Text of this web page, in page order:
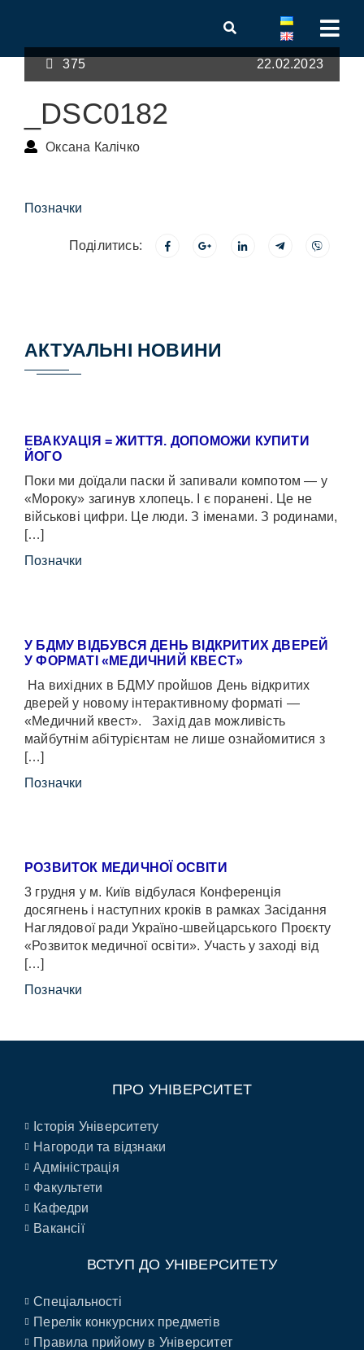
375 22.02.2023
_DSC0182
Оксана Калічко
Позначки
Поділитись:
АКТУАЛЬНІ НОВИНИ
ЕВАКУАЦІЯ = ЖИТТЯ. ДОПОМОЖИ КУПИТИ
ЙОГО
Поки ми доїдали паски й запивали компотом — у
«Мороку» загинув хлопець. І є поранені. Це не
військові цифри. Це люди. З іменами. З родинами,
[…]
Позначки
У БДМУ ВІДБУВСЯ ДЕНЬ ВІДКРИТИХ ДВЕРЕЙ
У ФОРМАТІ «МЕДИЧНИЙ КВЕСТ»
На вихідних в БДМУ пройшов День відкритих
дверей у новому інтерактивному форматі —
«Медичний квест». Захід дав можливість
майбутнім абітурієнтам не лише ознайомитися з
[…]
Позначки
РОЗВИТОК МЕДИЧНОЇ ОСВІТИ
3 грудня у м. Київ відбулася Конференція
досягнень і наступних кроків в рамках Засідання
Наглядової ради Україно-швейцарського Проєкту
«Розвиток медичної освіти». Участь у заході від
[…]
Позначки
ПРО УНІВЕРСИТЕТ
Історія Університету
Нагороди та відзнаки
Адміністрація
Факультети
Кафедри
Вакансії
ВСТУП ДО УНІВЕРСИТЕТУ
Спеціальності
Перелік конкурсних предметів
Правила прийому в Університет